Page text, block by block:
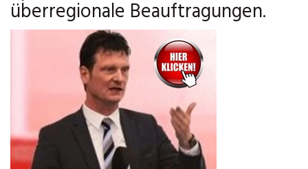
überregionale Beauftragungen.